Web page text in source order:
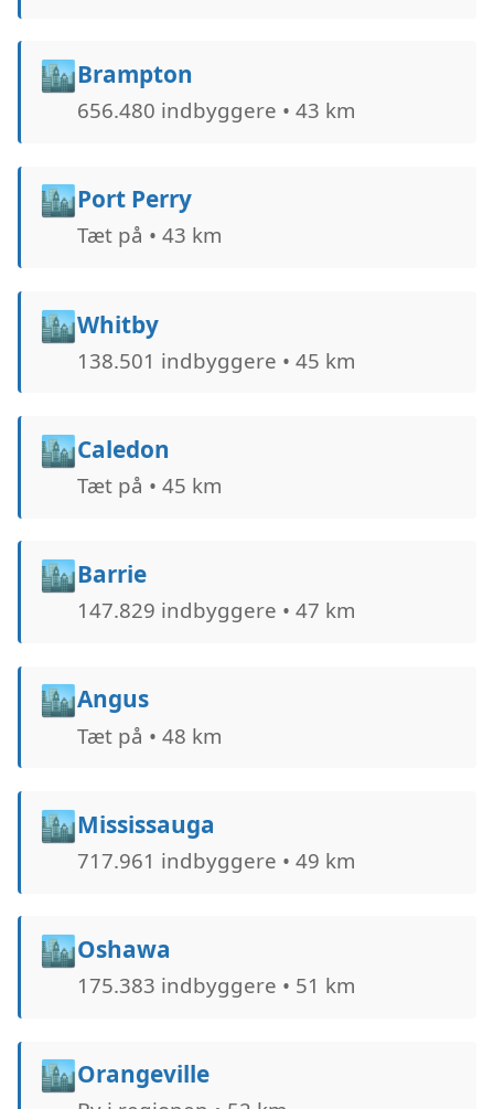
🏙️Brampton
656.480 indbyggere • 43 km
🏙️Port Perry
Tæt på • 43 km
🏙️Whitby
138.501 indbyggere • 45 km
🏙️Caledon
Tæt på • 45 km
🏙️Barrie
147.829 indbyggere • 47 km
🏙️Angus
Tæt på • 48 km
🏙️Mississauga
717.961 indbyggere • 49 km
🏙️Oshawa
175.383 indbyggere • 51 km
🏙️Orangeville